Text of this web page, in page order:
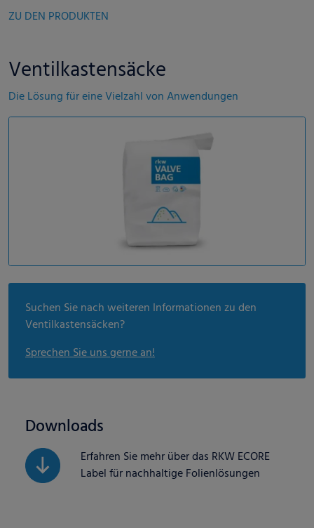
ZU DEN PRODUKTEN
Ventilkastensäcke
Die Lösung für eine Vielzahl von Anwendungen
Suchen Sie nach weiteren Informationen zu den
Ventilkastensäcken?
Sprechen Sie uns gerne an!
Downloads
Erfahren Sie mehr über das RKW ECORE
Label für nachhaltige Folienlösungen